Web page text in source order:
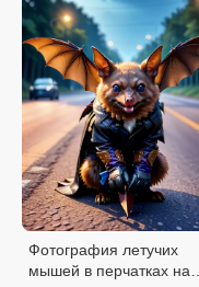
Фотография летучих
мышей в перчатках на